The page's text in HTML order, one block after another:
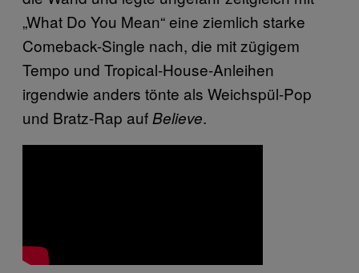
„What Do You Mean“ eine ziemlich starke
Comeback-Single nach, die mit zügigem
Tempo und Tropical-House-Anleihen
irgendwie anders tönte als Weichspül-Pop
und Bratz-Rap auf Believe.